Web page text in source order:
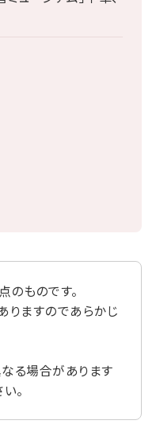
ものです。
りますのであらかじ
る場合があります
。